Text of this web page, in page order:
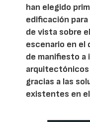
han elegido
edificación
de vista sobre
escenario en el
de manifiesto a
arquitectónicos
gracias a las
existentes en